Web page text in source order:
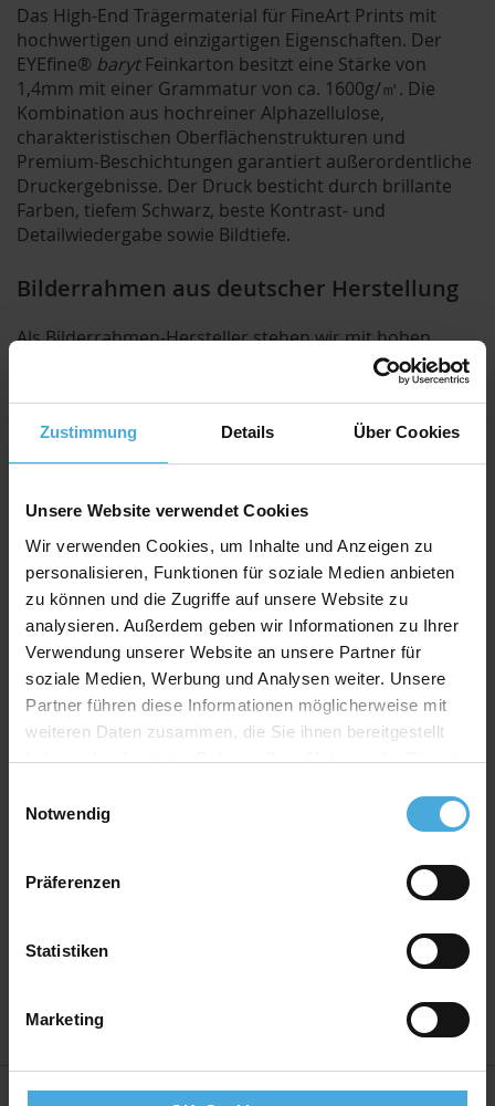
Zustimmung Details Über Cookies
Unsere Website verwendet Cookies
Wir verwenden Cookies, um Inhalte und Anzeigen zu
personalisieren, Funktionen für soziale Medien anbieten
zu können und die Zugriffe auf unsere Website zu
analysieren. Außerdem geben wir Informationen zu Ihrer
Verwendung unserer Website an unsere Partner für
soziale Medien, Werbung und Analysen weiter. Unsere
Partner führen diese Informationen möglicherweise mit
weiteren Daten zusammen, die Sie ihnen bereitgestellt
haben oder die sie im Rahmen Ihrer Nutzung der Dienste
Notwendig
Präferenzen
Statistiken
Marketing
Das High-End Trägermaterial für FineArt Prints mit
hochwertigen und einzigartigen Eigenschaften. Der
EYEfine® barytFeinkarton besitzt eine Stärke von
1,4mm mit einer Grammatur von ca. 1600g/㎡. Die
Kombination aus hochreiner Alphazellulose,
charakteristischen Oberflächenstrukturen und
Premium-Beschichtungen garantiert außerordentliche
Druckergebnisse. Der Druck besticht durch brillante
Farben, tiefem Schwarz, beste Kontrast- und
Detailwiedergabe sowie Bildtiefe.
Bilderrahmen aus deutscher Herstellung
Als Bilderrahmen-Hersteller stehen wir mit hohen
Produktionsstandards für das Qualitäts-Prädikat
"Made in Germany". Wir achten stets darauf, dass alle
Materialien aus nachwachsenden Rohstoffen bestehen.
Alle Bilderrahmen und Fine Art Prints werden direkt bei
uns im Hause gefertigt und montiert.
Produkt Spezifikationen
Größe:
3 Wandbilder mit jeweils 40x60cm
Print:FineArt Giclée Digitaldruck auf EYEfine®
baryt
Bilderrahmen Material:Massives MDF Holz mit
Premium Ummantelung
Wechselrahmen mit
montierten Wechselklammern
Rückwand:
Hartfaser Rückwand - 2,50 mm stark
Verglasung:
Echtglas 2,5mm stark mit hohem UV-
Herstellerland:
Bilderrahmen aus deutscher
Weitere Informationen